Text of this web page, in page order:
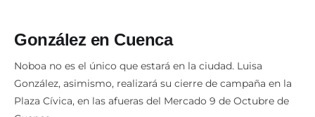
González en Cuenca
Noboa no es el único que estará en la ciudad. Luisa
González, asimismo, realizará su cierre de campaña en la
Plaza Cívica, en las afueras del Mercado 9 de Octubre de